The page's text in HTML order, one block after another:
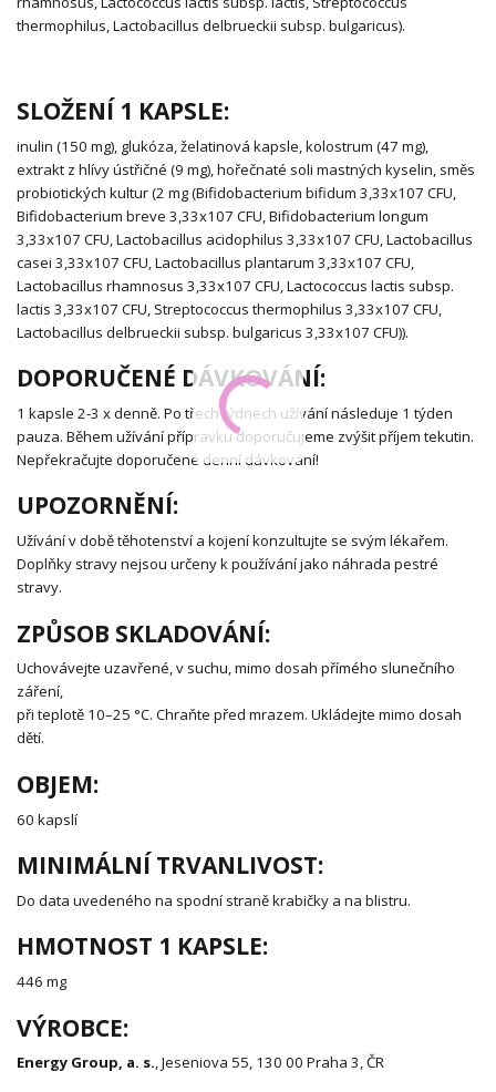
thermophilus, Lactobacillus delbrueckii subsp. bulgaricus).
SLOŽENÍ 1 KAPSLE:
inulin (150 mg), glukóza, želatinová kapsle, kolostrum (47 mg),
extrakt z hlívy ústřičné (9 mg), hořečnaté soli mastných kyselin, směs
probiotických kultur (2 mg (Bifidobacterium bifidum 3,33x107 CFU,
Bifidobacterium breve 3,33x107 CFU, Bifidobacterium longum
3,33x107 CFU, Lactobacillus acidophilus 3,33x107 CFU, Lactobacillus
casei 3,33x107 CFU, Lactobacillus plantarum 3,33x107 CFU,
Lactobacillus rhamnosus 3,33x107 CFU, Lactococcus lactis subsp.
lactis 3,33x107 CFU, Streptococcus thermophilus 3,33x107 CFU,
Lactobacillus delbrueckii subsp. bulgaricus 3,33x107 CFU)).
DOPORUČENÉ DÁVKOVÁNÍ:
1 kapsle 2-3 x denně. Po třech týdnech užívání následuje 1 týden
pauza. Během užívání přípravku doporučujeme zvýšit příjem tekutin.
Nepřekračujte doporučené denní dávkování!
UPOZORNĚNÍ:
Užívání v době těhotenství a kojení konzultujte se svým lékařem.
Doplňky stravy nejsou určeny k používání jako náhrada pestré
stravy.
ZPŮSOB SKLADOVÁNÍ:
Uchovávejte uzavřené, v suchu, mimo dosah přímého slunečního
záření,
při teplotě 10–25 °C. Chraňte před mrazem. Ukládejte mimo dosah
dětí.
OBJEM:
60 kapslí
MINIMÁLNÍ TRVANLIVOST:
Do data uvedeného na spodní straně krabičky a na blistru.
HMOTNOST 1 KAPSLE:
446 mg
VÝROBCE:
Energy Group, a. s., Jeseniova 55, 130 00 Praha 3, ČR